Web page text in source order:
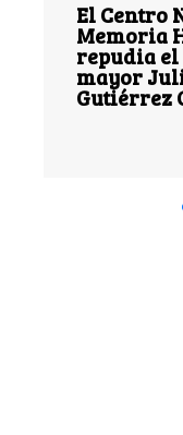
El Centro
Memoria
repudia el
mayor
Gutiérrez